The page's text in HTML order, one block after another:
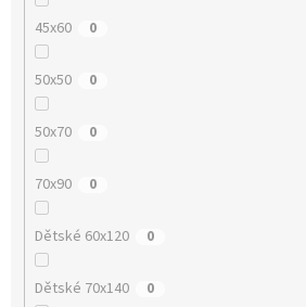
45x60 0
50x50 0
50x70 0
70x90 0
Dětské 60x120 0
Dětské 70x140 0